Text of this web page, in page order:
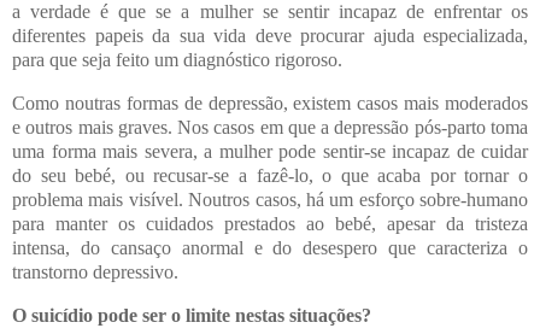
a verdade é que se a mulher se sentir incapaz de enfrentar os
diferentes papeis da sua vida deve procurar ajuda especializada,
para que seja feito um diagnóstico rigoroso.
Como noutras formas de depressão, existem casos mais moderados
e outros mais graves. Nos casos em que a depressão pós-parto toma
uma forma mais severa, a mulher pode sentir-se incapaz de cuidar
do seu bebé, ou recusar-se a fazê-lo, o que acaba por tornar o
problema mais visível. Noutros casos, há um esforço sobre-humano
para manter os cuidados prestados ao bebé, apesar da tristeza
intensa, do cansaço anormal e do desespero que caracteriza o
transtorno depressivo.
O suicídio pode ser o limite nestas situações?